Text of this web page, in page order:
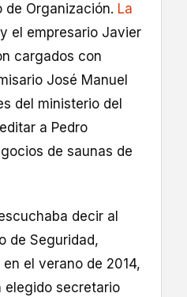
Organización. La
y el empresario Javier
cargados con
José Manuel
del ministerio del
a Pedro
de saunas de
decir al
de Seguridad,
el verano de 2014,
elegido secretario